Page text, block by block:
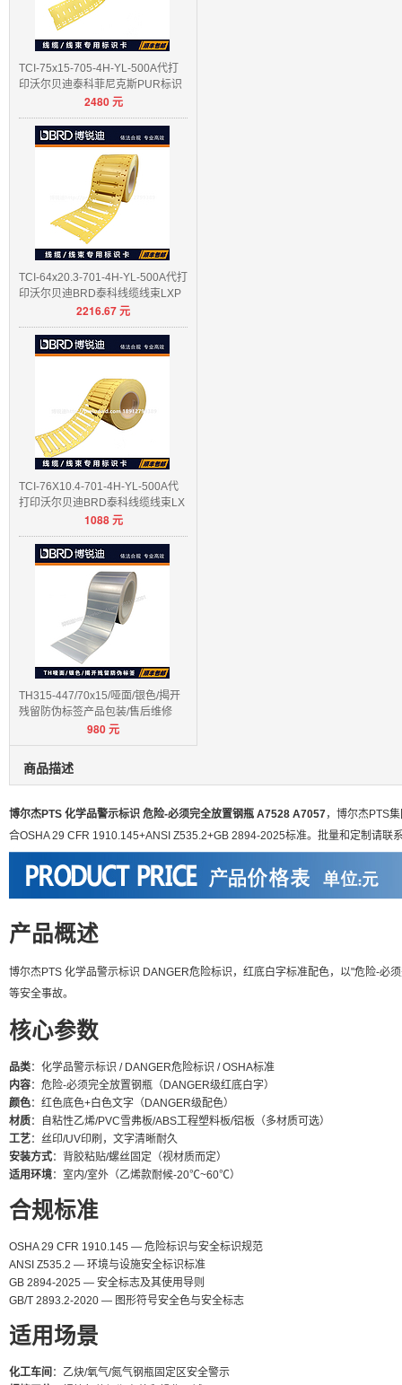
TCI-75x15-705-4H-YL-500A代打
印沃尔贝迪泰科菲尼克斯PUR标识
2480元
TCI-64x20.3-701-4H-YL-500A代打
印沃尔贝迪BRD泰科线缆线束LXP
2216.67元
TCI-76X10.4-701-4H-YL-500A代
打印沃尔贝迪BRD泰科线缆线束LX
1088元
TH315-447/70x15/哑面/银色/揭开
残留防伪标签产品包装/售后维修
980元
商品描述
博尔杰PTS 化学品警示标识 危险-必须完全放置钢瓶 A7528 A7057，博尔杰PTS
合OSHA 29 CFR 1910.145+ANSI Z535.2+GB 2894-2025标准。批量和定制请联
产品概述
博尔杰PTS 化学品警示标识 DANGER危险标识，红底白字标准配色，以"危险-必
等安全事故。
核心参数
品类：化学品警示标识 / DANGER危险标识 / OSHA标准
内容：危险-必须完全放置钢瓶（DANGER级红底白字）
颜色：红色底色+白色文字（DANGER级配色）
材质：自粘性乙烯/PVC雪弗板/ABS工程塑料板/铝板（多材质可选）
工艺：丝印/UV印刷，文字清晰耐久
安装方式：背胶粘贴/螺丝固定（视材质而定）
适用环境：室内/室外（乙烯款耐候-20℃~60℃）
合规标准
OSHA 29 CFR 1910.145 — 危险标识与安全标识规范
ANSI Z535.2 — 环境与设施安全标识标准
GB 2894-2025 — 安全标志及其使用导则
GB/T 2893.2-2020 — 图形符号安全色与安全标志
适用场景
化工车间 ：乙炔/氧气/氮气钢瓶固定区安全警示